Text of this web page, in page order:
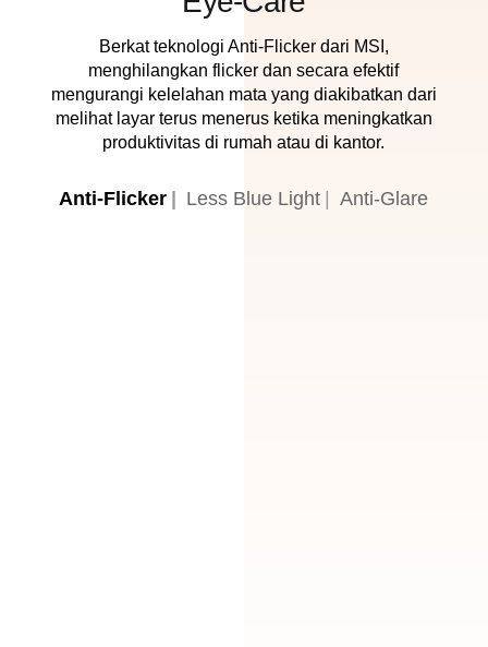
Berkat teknologi Anti-Flicker dari MSI,
menghilangkan flicker dan secara efektif
mengurangi kelelahan mata yang diakibatkan dari
melihat layar terus menerus ketika meningkatkan
produktivitas di rumah atau di kantor.
Anti-Flicker Less Blue Light Anti-Glare